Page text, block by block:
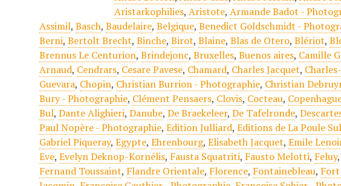
Aristarkophilies,Aristote,Armande Badot -
Assimil,Basch,Baudelaire,Belgique,Benedict Goldschmidt -
Berni,Bertolt Brecht,Binche,Birot,Blaine,Blas de Otero,Blériot,
Brennus Le Centurion,Brindejonc,Bruxelles,Buenos aires, Camille
Arnaud, Cendrars, Cesare Pavese, Chamard, Charles Jacquet,
Guevara, Chopin, Christian Burrion - Photographie, Christian
Bury - Photographie, Clément Pensaers, Clovis, Cocteau,
Bul,Dante Alighieri,Danube,De Braekeleer,De Tafelronde,
Paul Nopère - Photographie,Edition Julliard,Editions de La Poule
Gabriel Piqueray,Egypte,Ehrenbourg,Elisabeth Jacquet,Emile
Eve,Evelyn Deknop-Kornélis, Fausta Squatriti, Fausto Melotti, Feluy,
Fernand Toussaint, Flandre Orientale, Florence, Fontainebleau,